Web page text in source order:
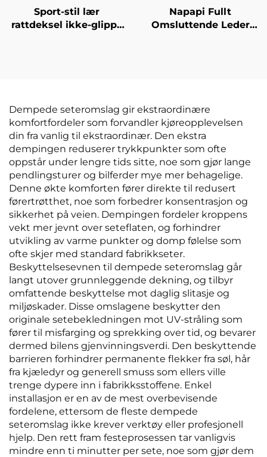
Sport-stil lær
rattdeksel ikke-glippe
Napapi Fullt
Omsluttende Leder
Dempede seteromslag gir ekstraordinære
komfortfordeler som forvandler kjøreopplevelsen
din fra vanlig til ekstraordinær. Den ekstra
dempingen reduserer trykkpunkter som ofte
oppstår under lengre tids sitte, noe som gjør lange
pendlingsturer og bilferder mye mer behagelige.
Denne økte komforten fører direkte til redusert
førertrøtthet, noe som forbedrer konsentrasjon og
sikkerhet på veien. Dempingen fordeler kroppens
vekt mer jevnt over seteflaten, og forhindrer
utvikling av varme punkter og domp følelse som
ofte skjer med standard fabrikkseter.
Beskyttelsesevnen til dempede seteromslag går
langt utover grunnleggende dekning, og tilbyr
omfattende beskyttelse mot daglig slitasje og
miljøskader. Disse omslagene beskytter den
originale setebekledningen mot UV-stråling som
fører til misfarging og sprekking over tid, og bevarer
dermed bilens gjenvinningsverdi. Den beskyttende
barrieren forhindrer permanente flekker fra søl, hår
fra kjæledyr og generell smuss som ellers ville
trenge dypere inn i fabrikksstoffene. Enkel
installasjon er en av de mest overbevisende
fordelene, ettersom de fleste dempede
seteromslag ikke krever verktøy eller profesjonell
hjelp. Den rett fram festeprosessen tar vanligvis
mindre enn ti minutter per sete, noe som gjør dem